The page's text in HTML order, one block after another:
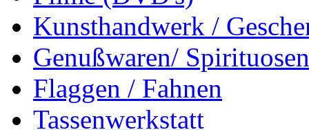
Kunsthandwerk /
Genußwaren/ Spirituosen
Flaggen / Fahnen
Tassenwerkstatt